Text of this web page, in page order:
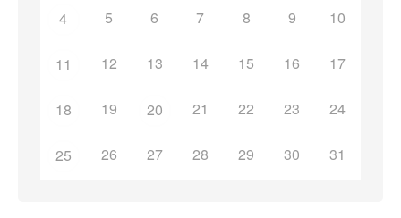
4 5 6 7 8 9 10
11 12 13 14 15 16 17
18 19 20 21 22 23 24
25 26 27 28 29 30 31